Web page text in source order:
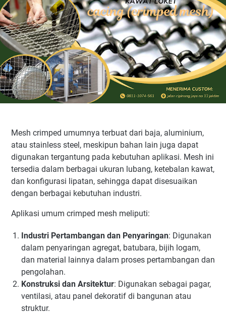
Mesh crimped umumnya terbuat dari baja, aluminium,
atau stainless steel, meskipun bahan lain juga dapat
digunakan tergantung pada kebutuhan aplikasi. Mesh ini
tersedia dalam berbagai ukuran lubang, ketebalan kawat,
dan konfigurasi lipatan, sehingga dapat disesuaikan
dengan berbagai kebutuhan industri.
Aplikasi umum crimped mesh meliputi:
Industri Pertambangan dan Penyaringan: Digunakan
dalam penyaringan agregat, batubara, bijih logam,
dan material lainnya dalam proses pertambangan dan
pengolahan.
Konstruksi dan Arsitektur: Digunakan sebagai pagar,
ventilasi, atau panel dekoratif di bangunan atau
struktur.